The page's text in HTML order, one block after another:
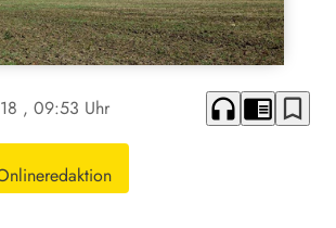
, 09:53 Uhr headphones chrome_reader_mode bookmark_border